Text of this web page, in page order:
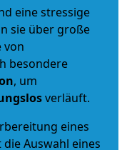
eine stressige
sie über große
von
besondere
, um
verläuft.
eines
Auswahl eines